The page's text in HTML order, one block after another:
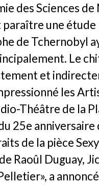
des Sciences
paraître une
de Tchernobyl
Le
et
les
Théâtre de la
25e anniversaire
de la pièce
Raoûl Duguay,
a